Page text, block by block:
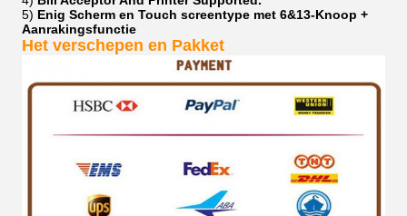
5) Enig Scherm en Touch screentype met 6&13-Knoop +
Aanrakingsfunctie
Het verschepen en Pakket